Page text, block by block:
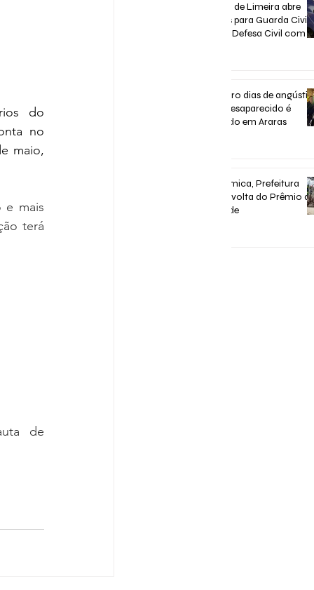
Concurso de Limeira abre
inscrições para Guarda Civil,
Trânsito e Defesa Civil com
Após quatro dias de
homem desaparecido é
encontrado em Araras
Após polêmica, Prefeitura
confirma volta do Prêmio de
Assiduidade
do
no
maio,
e mais
terá
de